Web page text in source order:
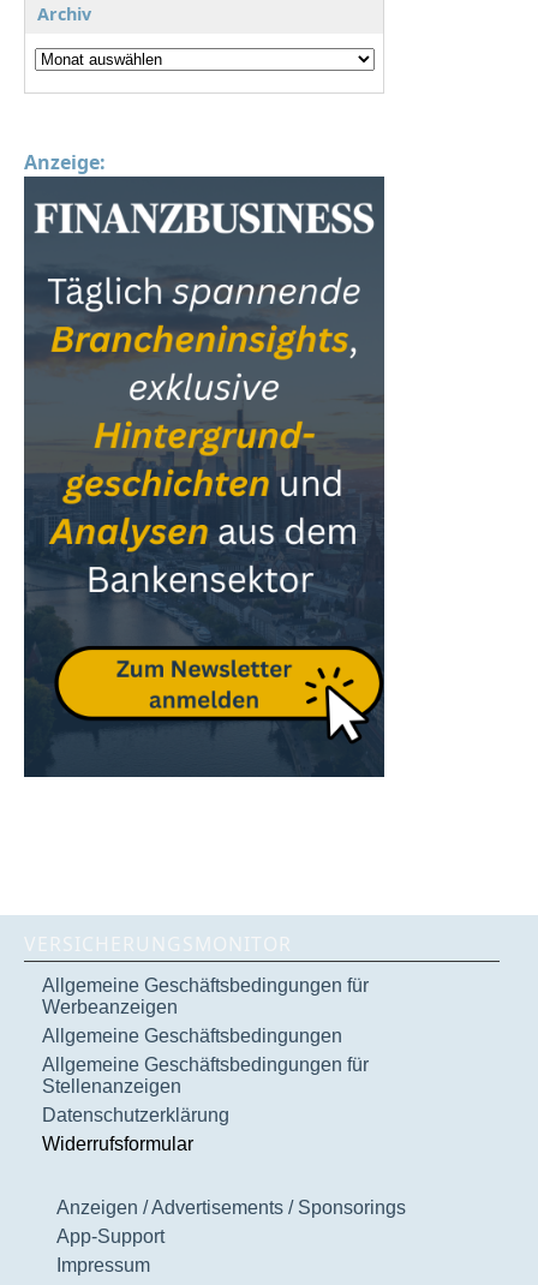
Archiv
Anzeige:
VERSICHERUNGSMONITOR
Allgemeine Geschäftsbedingungen für
Werbeanzeigen
Allgemeine Geschäftsbedingungen
Allgemeine Geschäftsbedingungen für
Stellenanzeigen
Datenschutzerklärung
Widerrufsformular
Anzeigen / Advertisements / Sponsorings
App-Support
Impressum